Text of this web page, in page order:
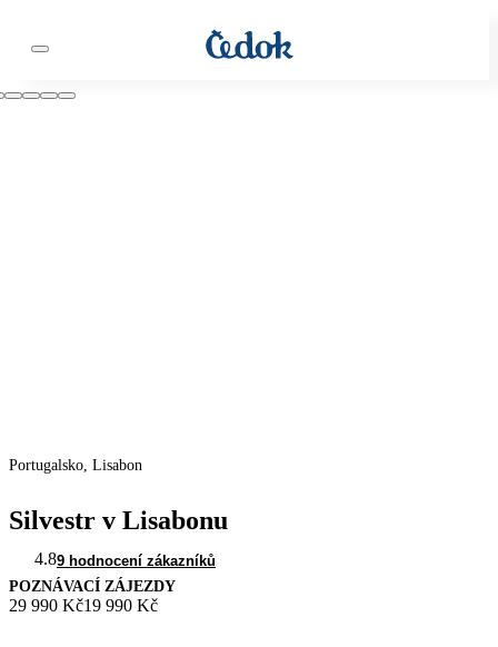
Portugalsko, Lisabon
Silvestr v Lisabonu
4.89 hodnocení zákazníků
POZNÁVACÍ ZÁJEZDY
29 990 Kč19 990 Kč